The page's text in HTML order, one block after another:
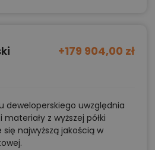
+179 904,00 zł
deweloperskiego uwzględnia
z wyższej półki
najwyższą jakością w